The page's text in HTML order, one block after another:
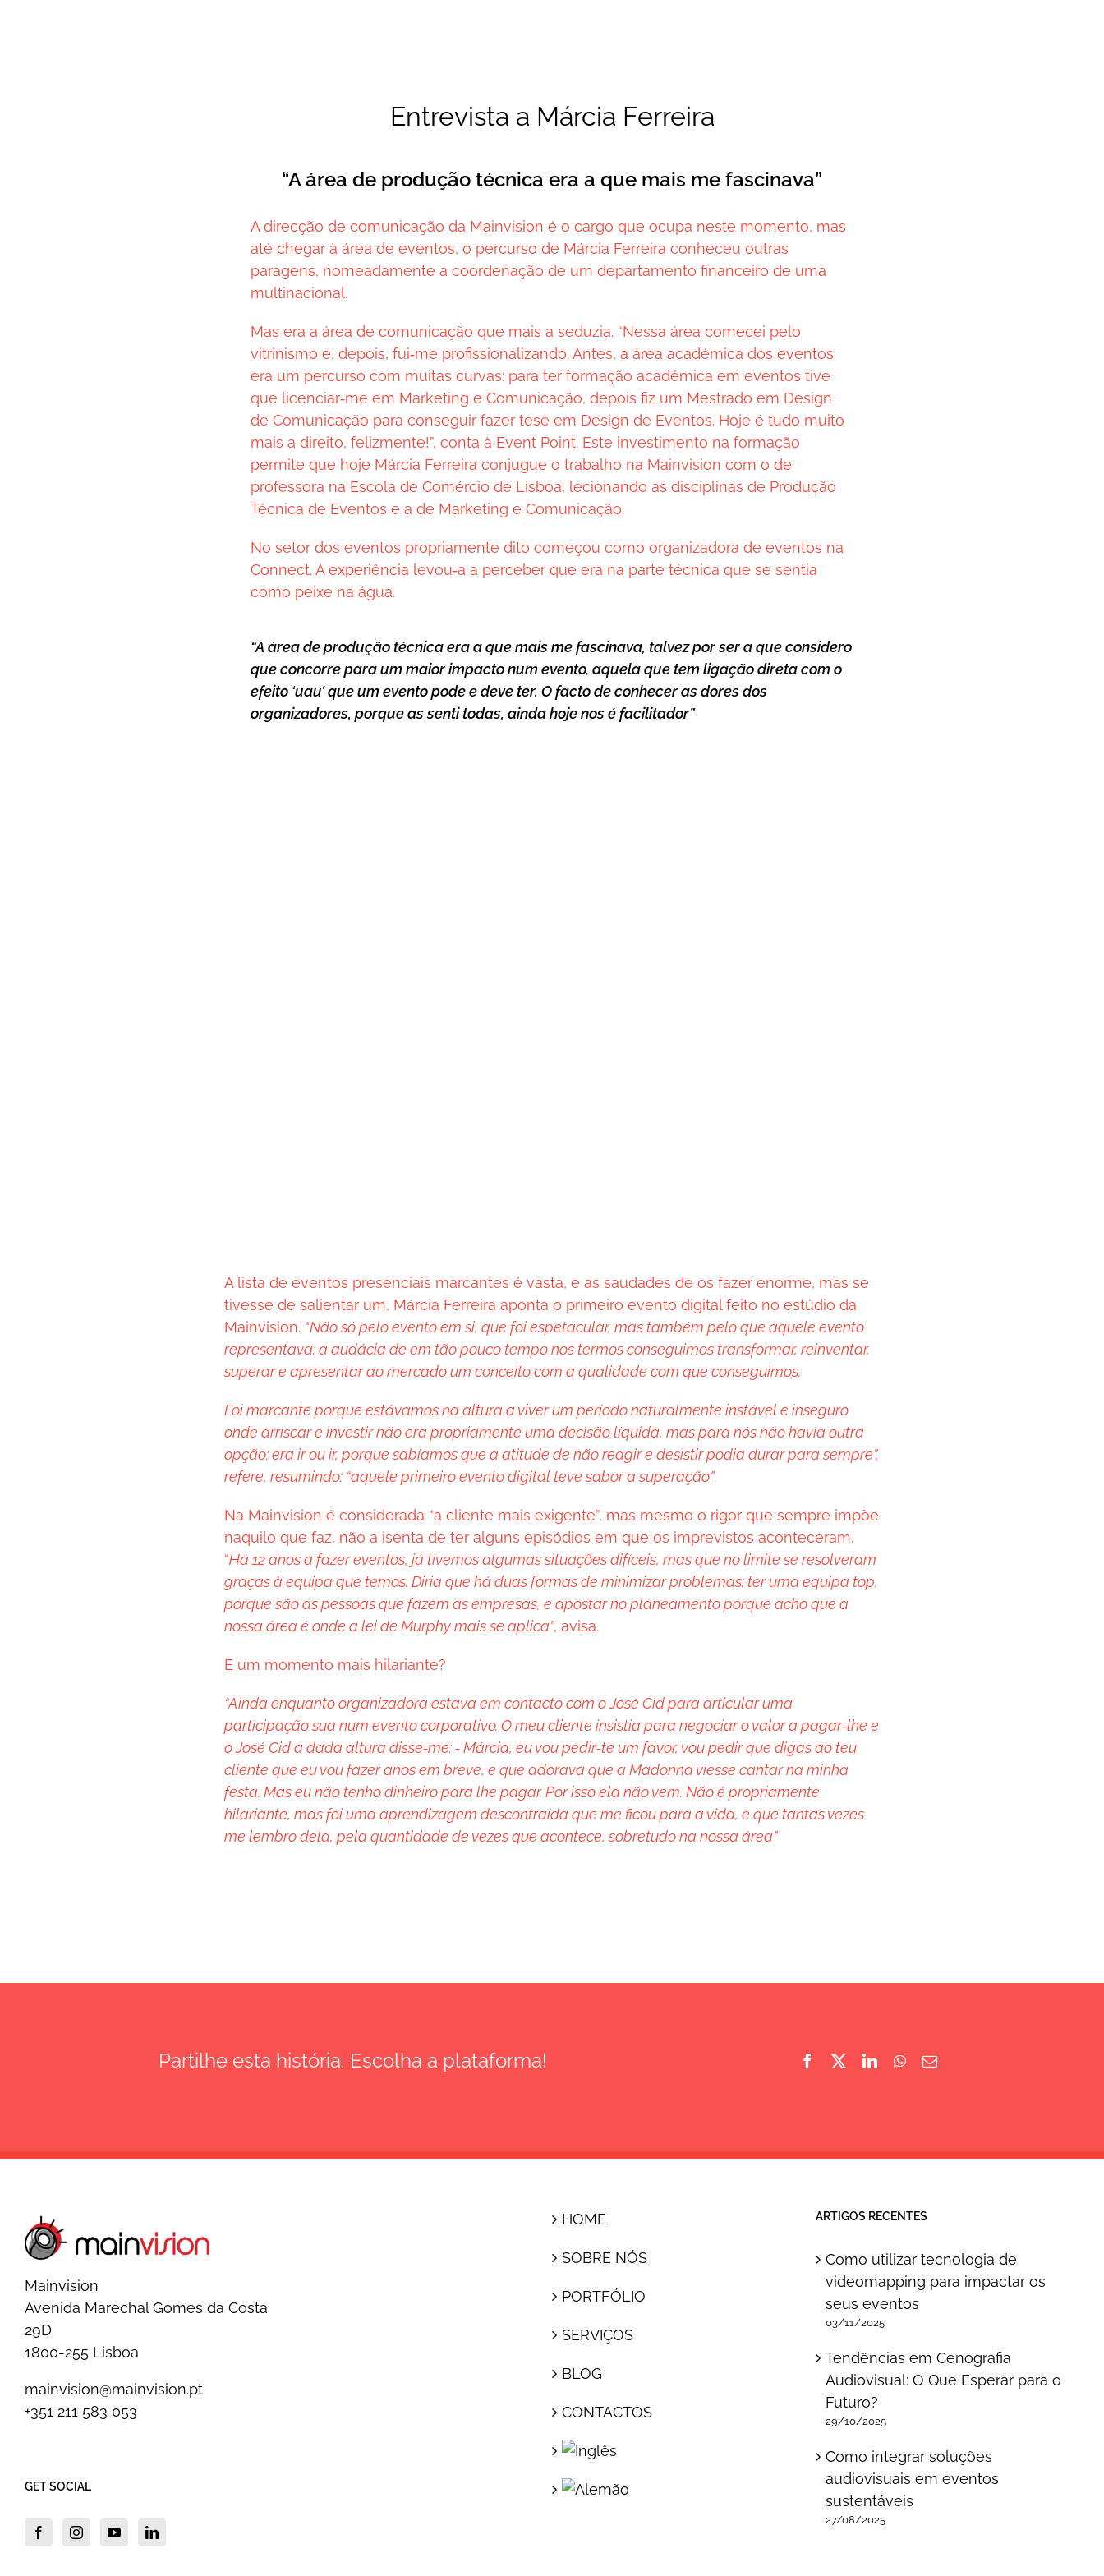
Entrevista a Márcia Ferreira
“A área de produção técnica era a que mais me fascinava”
A direcção de comunicação da Mainvision é o cargo que ocupa neste momento, mas
até chegar à área de eventos, o percurso de Márcia Ferreira conheceu outras
paragens, nomeadamente a coordenação de um departamento financeiro de uma
multinacional.
Mas era a área de comunicação que mais a seduzia. “Nessa área comecei pelo
vitrinismo e, depois, fui‑me profissionalizando. Antes, a área académica dos eventos
era um percurso com muitas curvas: para ter formação académica em eventos tive
que licenciar‑me em Marketing e Comunicação, depois fiz um Mestrado em Design
de Comunicação para conseguir fazer tese em Design de Eventos. Hoje é tudo muito
mais a direito, felizmente!”, conta à Event Point. Este investimento na formação
permite que hoje Márcia Ferreira conjugue o trabalho na Mainvision com o de
professora na Escola de Comércio de Lisboa, lecionando as disciplinas de Produção
Técnica de Eventos e a de Marketing e Comunicação.
No setor dos eventos propriamente dito começou como organizadora de eventos na
Connect. A experiência levou‑a a perceber que era na parte técnica que se sentia
como peixe na água.
“A área de produção técnica era a que mais me fascinava, talvez por ser a que considero
que concorre para um maior impacto num evento, aquela que tem ligação direta com o
efeito ‘uau’ que um evento pode e deve ter. O facto de conhecer as dores dos
organizadores, porque as senti todas, ainda hoje nos é facilitador”
A lista de eventos presenciais marcantes é vasta, e as saudades de os fazer enorme, mas se
tivesse de salientar um, Márcia Ferreira aponta o primeiro evento digital feito no estúdio da
Mainvision. “Não só pelo evento em si, que foi espetacular, mas também pelo que aquele evento
representava: a audácia de em tão pouco tempo nos termos conseguimos transformar, reinventar,
superar e apresentar ao mercado um conceito com a qualidade com que conseguimos.
Foi marcante porque estávamos na altura a viver um período naturalmente instável e inseguro
onde arriscar e investir não era propriamente uma decisão líquida, mas para nós não havia outra
opção: era ir ou ir, porque sabíamos que a atitude de não reagir e desistir podia durar para sempre”,
refere, resumindo: “aquele primeiro evento digital teve sabor a superação”.
Na Mainvision é considerada “a cliente mais exigente”, mas mesmo o rigor que sempre impõe
naquilo que faz, não a isenta de ter alguns episódios em que os imprevistos aconteceram.
“Há 12 anos a fazer eventos, já tivemos algumas situações difíceis, mas que no limite se resolveram
graças à equipa que temos. Diria que há duas formas de minimizar problemas: ter uma equipa top,
porque são as pessoas que fazem as empresas, e apostar no planeamento porque acho que a
nossa área é onde a lei de Murphy mais se aplica”, avisa.
E um momento mais hilariante?
“Ainda enquanto organizadora estava em contacto com o José Cid para articular uma
participação sua num evento corporativo. O meu cliente insistia para negociar o valor a pagar‑lhe e
o José Cid a dada altura disse‑me: ‑ Márcia, eu vou pedir‑te um favor, vou pedir que digas ao teu
cliente que eu vou fazer anos em breve, e que adorava que a Madonna viesse cantar na minha
festa. Mas eu não tenho dinheiro para lhe pagar. Por isso ela não vem. Não é propriamente
hilariante, mas foi uma aprendizagem descontraída que me ficou para a vida, e que tantas vezes
me lembro dela, pela quantidade de vezes que acontece, sobretudo na nossa área”
Partilhe esta história. Escolha a plataforma!
Mainvision
Avenida Marechal Gomes da Costa
29D
1800-255 Lisboa
mainvision@mainvision.pt
+351 211 583 053
GET SOCIAL
HOME
SOBRE NÓS
PORTFÓLIO
SERVIÇOS
BLOG
CONTACTOS
ARTIGOS RECENTES
Como utilizar tecnologia de
videomapping para impactar os
seus eventos
03/11/2025
Tendências em Cenografia
Audiovisual: O Que Esperar para o
Futuro?
29/10/2025
Como integrar soluções
audiovisuais em eventos
sustentáveis
27/08/2025